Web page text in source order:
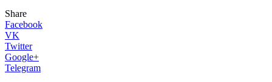
Share
Facebook
VK
Twitter
Google+
Telegram